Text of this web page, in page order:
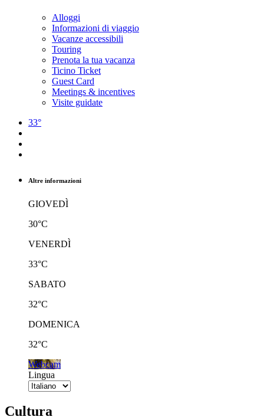
Alloggi
Informazioni di viaggio
Vacanze accessibili
Touring
Prenota la tua vacanza
Ticino Ticket
Guest Card
Meetings & incentives
Visite guidate
33°
Altre informazioni
GIOVEDÌ
30°C
VENERDÌ
33°C
SABATO
32°C
DOMENICA
32°C
Webcam
Lingua
Cultura